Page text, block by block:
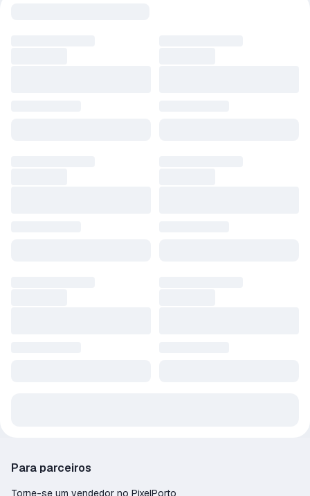
Para parceiros
Torne-se um vendedor no PixelPorto